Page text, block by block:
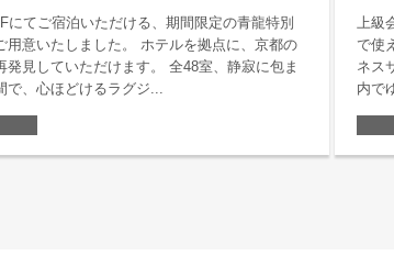
にてご宿泊いただける、期間限定の青龍特別
用意いたしました。 ホテルを拠点に、京都の
発見していただけます。 全48室、静寂に包ま
で、心ほどけるラグジ...
上
で使
ネス
内で